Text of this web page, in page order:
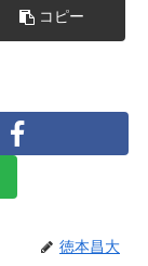
コピー
徳本昌大